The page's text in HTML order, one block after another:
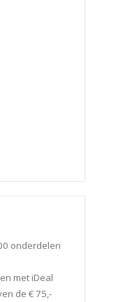
onderdelen
met iDeal
de € 75,-